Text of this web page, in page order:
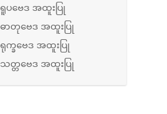
ရူပဗေဒ အထူးပြု
ဓာတုဗေဒ အထူးပြု
ရုက္ခဗေဒ အထူးပြု
သတ္တဗေဒ အထူးပြု